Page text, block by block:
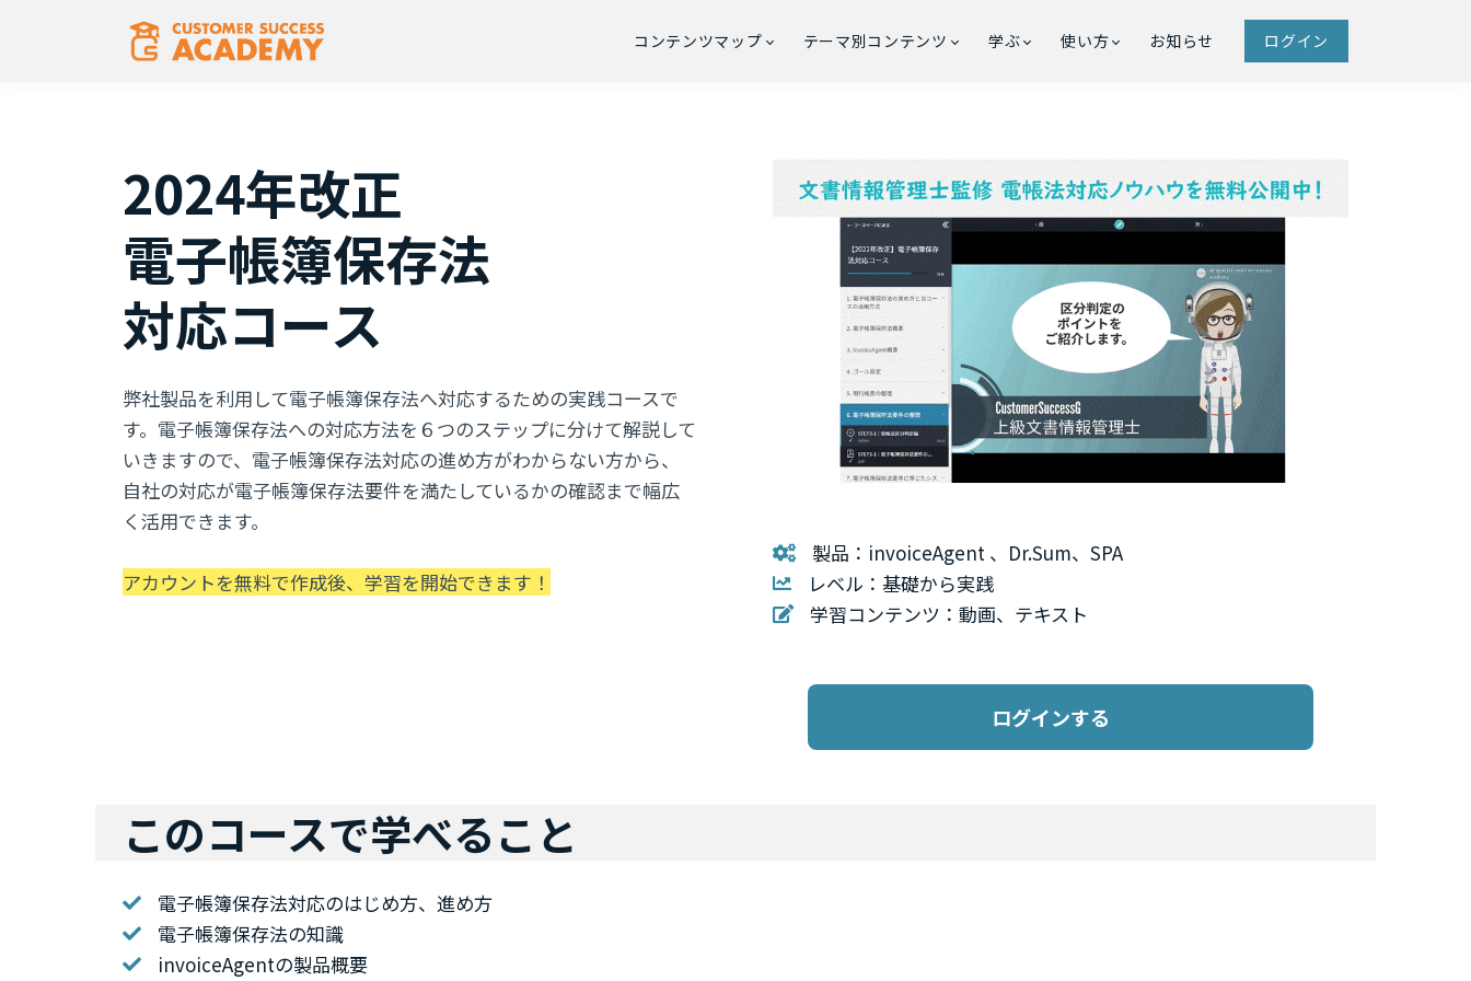
コンテンツマップ テーマ別コンテンツ 学ぶ 使い方 お知らせ ログイン
2024年改正
電子帳簿保存法
対応コース
弊社製品を利用して電子帳簿保存法へ対応するための実践コースで
す。電子帳簿保存法への対応方法を６つのステップに分けて解説して
いきますので、電子帳簿保存法対応の進め方がわからない方から、
自社の対応が電子帳簿保存法要件を満たしているかの確認まで幅広
く活用できます。
アカウントを無料で作成後、学習を開始できます！
製品：invoiceAgent 、Dr.Sum、SPA
レベル：基礎から実践
学習コンテンツ：動画、テキスト
ログインする
このコースで学べること
電子帳簿保存法対応のはじめ方、進め方
電子帳簿保存法の知識
invoiceAgentの製品概要